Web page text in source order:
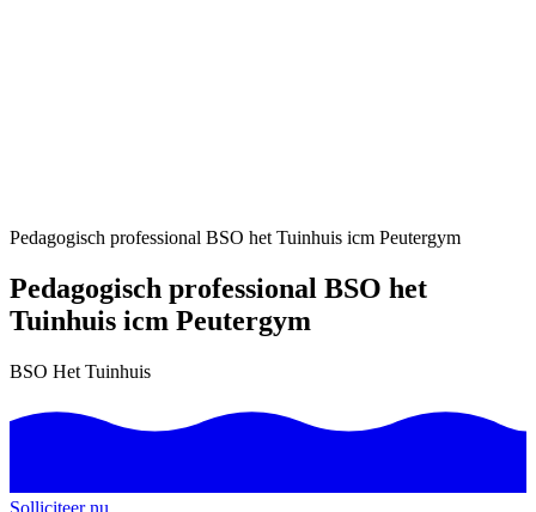
Pedagogisch professional BSO het Tuinhuis icm Peutergym
Pedagogisch professional BSO het
Tuinhuis icm Peutergym
BSO Het Tuinhuis
Solliciteer nu